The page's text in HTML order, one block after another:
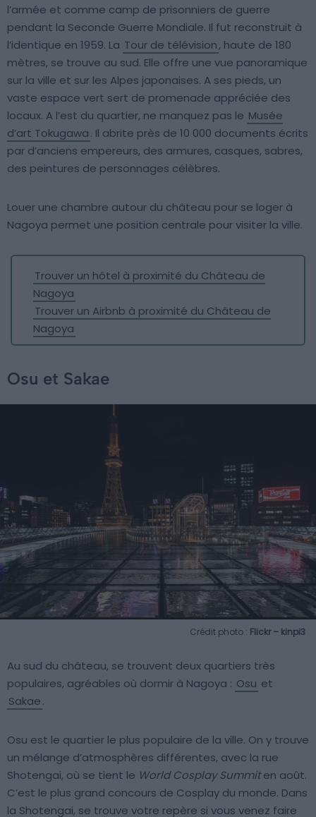
l’armée et comme camp de prisonniers de guerre
pendant la Seconde Guerre Mondiale. Il fut reconstruit à
l’identique en 1959. La Tour de télévision, haute de 180
mètres, se trouve au sud. Elle offre une vue panoramique
sur la ville et sur les Alpes japonaises. A ses pieds, un
vaste espace vert sert de promenade appréciée des
locaux. A l’est du quartier, ne manquez pas le Musée
d’art Tokugawa. Il abrite près de 10 000 documents écrits
par d’anciens empereurs, des armures, casques, sabres,
des peintures de personnages célèbres.
Louer une chambre autour du château pour se loger à
Nagoya permet une position centrale pour visiter la ville.
Trouver un hôtel à proximité du Château de
Nagoya
Trouver un Airbnb à proximité du Château de
Nagoya
Osu et Sakae
Crédit photo : Flickr – kinpi3
Au sud du château, se trouvent deux quartiers très
populaires, agréables où dormir à Nagoya : Osu et
Sakae.
Osu est le quartier le plus populaire de la ville. On y trouve
un mélange d’atmosphères différentes, avec la rue
Shotengai, où se tient le World Cosplay Summiten août.
C’est le plus grand concours de Cosplay du monde. Dans
la Shotengai, se trouve votre repère si vous venez faire